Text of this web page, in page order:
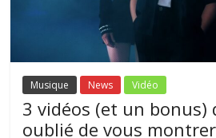
Musique News Vidéo
3 vidéos (et un bonus)
oublié de vous montrer